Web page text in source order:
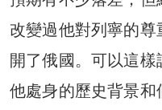
改變過他對列寧的
開了俄國。可以這
他處身的歷史背景